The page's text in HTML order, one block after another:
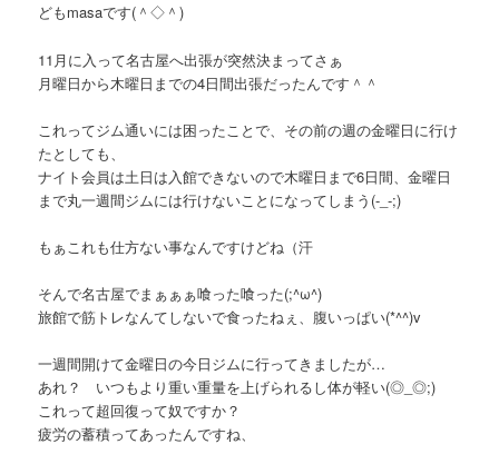
どもmasaです(＾◇＾)
11月に入って名古屋へ出張が突然決まってさぁ
月曜日から木曜日までの4日間出張だったんです＾＾
これってジム通いには困ったことで、その前の週の金曜日に行け
たとしても、
ナイト会員は土日は入館できないので木曜日まで6日間、金曜日
まで丸一週間ジムには行けないことになってしまう(-_-;)
もぁこれも仕方ない事なんですけどね（汗
そんで名古屋でまぁぁぁ喰った喰った(;^ω^)
旅館で筋トレなんてしないで食ったねぇ、腹いっぱい(*^^)v
一週間開けて金曜日の今日ジムに行ってきましたが…
あれ？ いつもより重い重量を上げられるし体が軽い(◎_◎;)
これって超回復って奴ですか？
疲労の蓄積ってあったんですね、